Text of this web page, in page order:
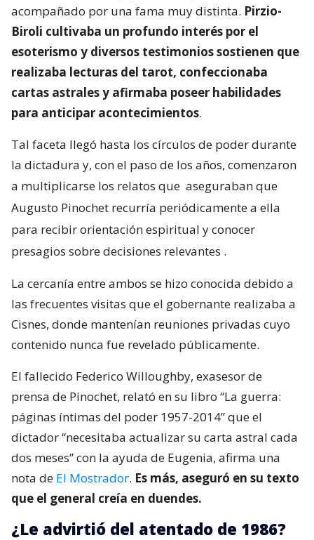
acompañado por una fama muy distinta. Pirzio-
Biroli cultivaba un profundo interés por el
esoterismo y diversos testimonios sostienen que
realizaba lecturas del tarot, confeccionaba
cartas astrales y afirmaba poseer habilidades
para anticipar acontecimientos.
Tal faceta llegó hasta los círculos de poder durante
la dictadura y, con el paso de los años, comenzaron
a multiplicarse los relatos que aseguraban que
Augusto Pinochet recurría periódicamente a ella
para recibir orientación espiritual y conocer
presagios sobre decisiones relevantes .
La cercanía entre ambos se hizo conocida debido a
las frecuentes visitas que el gobernante realizaba a
Cisnes, donde mantenían reuniones privadas cuyo
contenido nunca fue revelado públicamente.
El fallecido Federico Willoughby, exasesor de
prensa de Pinochet, relató en su libro “La guerra:
páginas íntimas del poder 1957-2014” que el
dictador “necesitaba actualizar su carta astral cada
dos meses” con la ayuda de Eugenia, afirma una
nota de El Mostrador. Es más, aseguró en su texto
que el general creía en duendes.
¿Le advirtió del atentado de 1986?